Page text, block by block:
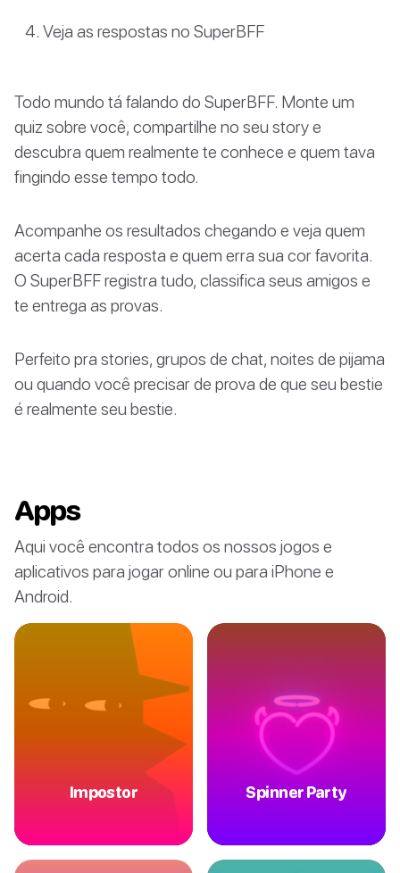
Veja as respostas no SuperBFF
Todo mundo tá falando do SuperBFF. Monte um
quiz sobre você, compartilhe no seu story e
descubra quem realmente te conhece e quem tava
fingindo esse tempo todo.
Acompanhe os resultados chegando e veja quem
acerta cada resposta e quem erra sua cor favorita.
O SuperBFF registra tudo, classifica seus amigos e
te entrega as provas.
Perfeito pra stories, grupos de chat, noites de pijama
ou quando você precisar de prova de que seu bestie
é realmente seu bestie.
Apps
Aqui você encontra todos os nossos jogos e
aplicativos para jogar online ou para iPhone e
Android.
Impostor Spinner Party